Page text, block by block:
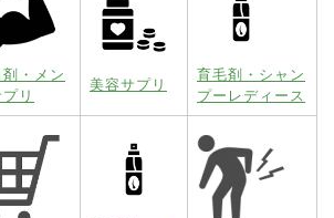
・メン
リ
美容サプリ
育毛剤・シャン
プーレディース